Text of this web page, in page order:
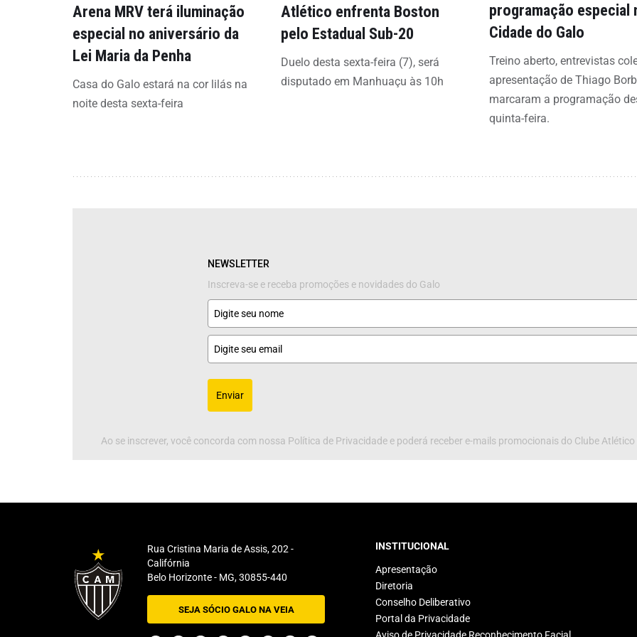
Arena MRV terá iluminação
especial no aniversário da
Lei Maria da Penha
Casa do Galo estará na cor lilás na
noite desta sexta-feira
Atlético enfrenta Boston
pelo Estadual Sub-20
Duelo desta sexta-feira (7), será
disputado em Manhuaçu às 10h
programação especial
Cidade do Galo
Treino aberto, entrevistas
apresentação de Thiago
marcaram a programação
quinta-feira.
NEWSLETTER
Inscreva-se e receba promoções e novidades do Galo
Enviar
Ao se inscrever, você concorda com nossa Política de Privacidade e poderá receber e-mails promocionais do Clube Atlético
Rua Cristina Maria de Assis, 202 -
Califórnia
Belo Horizonte - MG, 30855-440
SEJA SÓCIO GALO NA VEIA
INSTITUCIONAL
Apresentação
Diretoria
Conselho Deliberativo
Portal da Privacidade